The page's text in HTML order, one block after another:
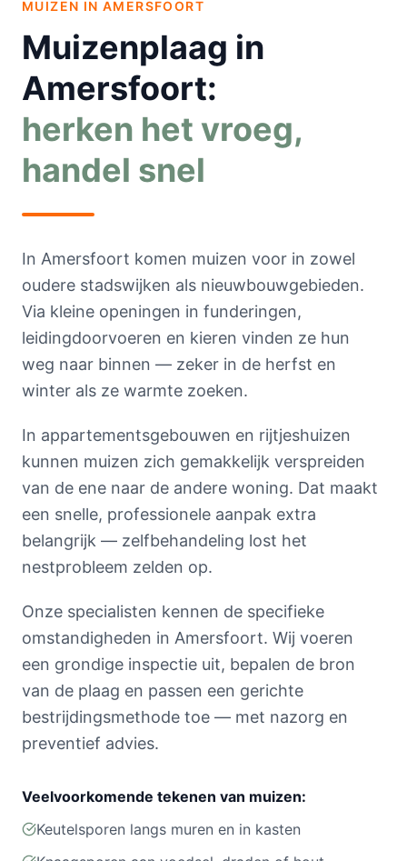
MUIZEN IN AMERSFOORT
Muizenplaag in
Amersfoort:
herken het vroeg,
handel snel
In Amersfoort komen muizen voor in zowel
oudere stadswijken als nieuwbouwgebieden.
Via kleine openingen in funderingen,
leidingdoorvoeren en kieren vinden ze hun
weg naar binnen — zeker in de herfst en
winter als ze warmte zoeken.
In appartementsgebouwen en rijtjeshuizen
kunnen muizen zich gemakkelijk verspreiden
van de ene naar de andere woning. Dat maakt
een snelle, professionele aanpak extra
belangrijk — zelfbehandeling lost het
nestprobleem zelden op.
Onze specialisten kennen de specifieke
omstandigheden in Amersfoort. Wij voeren
een grondige inspectie uit, bepalen de bron
van de plaag en passen een gerichte
bestrijdingsmethode toe — met nazorg en
preventief advies.
Veelvoorkomende tekenen van muizen:
Keutelsporen langs muren en in kasten